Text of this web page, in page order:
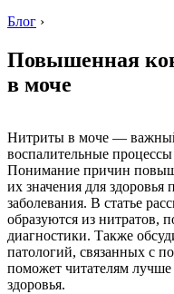
Блог ›
Повышенная
в моче
Нитриты в моче —
воспалительные
Понимание причин
их значения для
заболевания. В статье
образуются из нитратов,
диагностики. Также
патологий, связанных с
поможет читателям лучше
здоровья.